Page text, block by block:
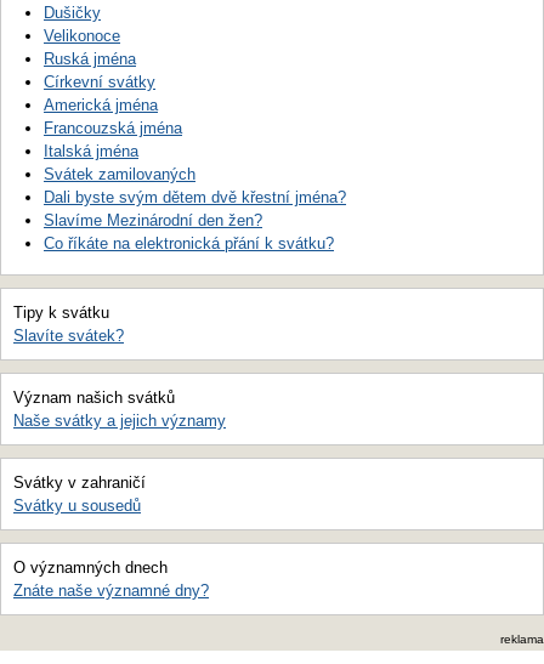
Dušičky
Velikonoce
Ruská jména
Církevní svátky
Americká jména
Francouzská jména
Italská jména
Svátek zamilovaných
Dali byste svým dětem dvě křestní jména?
Slavíme Mezinárodní den žen?
Co říkáte na elektronická přání k svátku?
Tipy k svátku
Slavíte svátek?
Význam našich svátků
Naše svátky a jejich významy
Svátky v zahraničí
Svátky u sousedů
O významných dnech
Znáte naše významné dny?
reklama